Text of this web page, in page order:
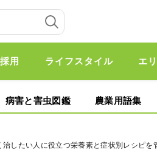
用 ライフスタイル エ
病害と害虫図鑑 農業用語集
したい人に役立つ栄養素と症状別レシピを